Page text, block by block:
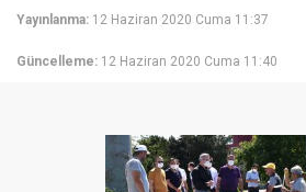
Yayınlanma: 12 Haziran 2020 Cuma 11:37
Güncelleme: 12 Haziran 2020 Cuma 11:40